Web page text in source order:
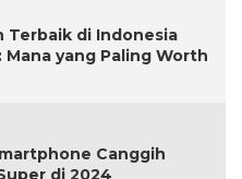
Terbaik di Indonesia
yang Paling Worth
Canggih
di 2024